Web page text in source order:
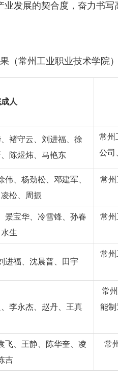
发展的契合度，奋力书
（常州工业职业技术学院）
人
褚守云、刘进福、徐
陈煜炜、马艳东
常州
公司
、杨劲松、邓建军、
松、周振
常州
景宝华、冷雪锋、孙春
生
常
进福、沈晨普、田宇
常
李永杰、赵丹、王真
常
能
飞、王静、陈华奎、凌
吉
常